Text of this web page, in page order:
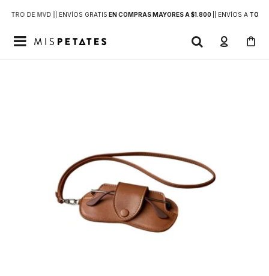
DE MVD | | ENVÍOS GRATIS EN COMPRAS MAYORES A $1.800 | ENVÍOS ATODO
